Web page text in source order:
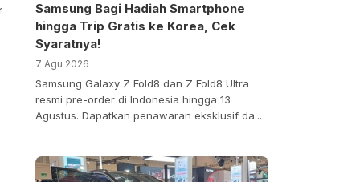
Samsung Bagi Hadiah Smartphone
hingga Trip Gratis ke Korea, Cek
Syaratnya!
7 Agu 2026
Samsung Galaxy Z Fold8 dan Z Fold8 Ultra
resmi pre-order di Indonesia hingga 13
Agustus. Dapatkan penawaran eksklusif da...